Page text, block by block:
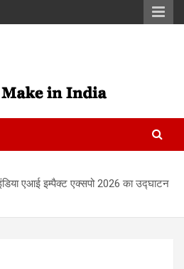
india
एआई इम्पैक्ट एक्सपो 2026 का उद्घाटन